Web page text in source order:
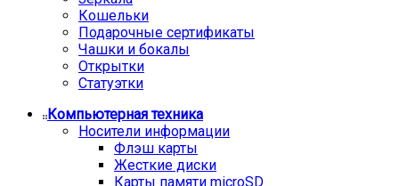
Кошельки
Подарочные сертификаты
Чашки и бокалы
Открытки
Статуэтки
Компьютерная техника
Носители информации
Флэш карты
Жесткие диски
Карты памяти microSD